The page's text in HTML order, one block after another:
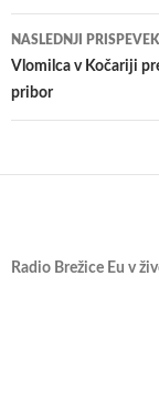
prispevkih
NASLEDNJI PRISPEVEK
Vlomilca v Kočariji
pribor
Radio Brežice Eu v